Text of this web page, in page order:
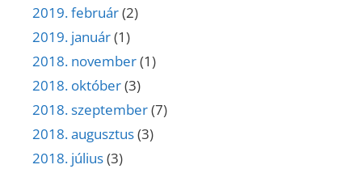
2019. február(2)
2019. január(1)
2018. november(1)
2018. október(3)
2018. szeptember(7)
2018. augusztus(3)
2018. július(3)